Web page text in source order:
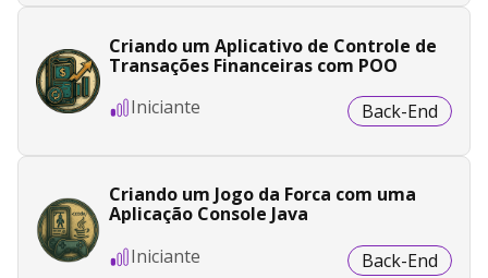
Criando um Aplicativo de Controle de
Transações Financeiras com POO
Iniciante
Back-End
Criando um Jogo da Forca com uma
Aplicação Console Java
Iniciante
Back-End